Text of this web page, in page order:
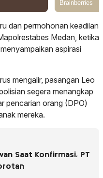
dan permohonan keadilan
Medan, ketika
aspirasi
mengalir, pasangan Leo
segera menangkap
pencarian orang (DPO)
mereka.
Saat Konfirmasi, PT